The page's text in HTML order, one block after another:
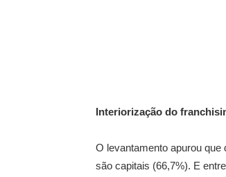
Interiorização do
O levantamento apurou
são capitais (66,7%). E